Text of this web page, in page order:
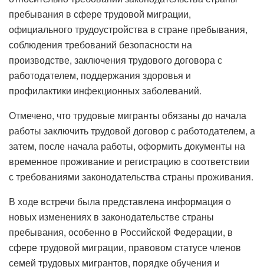
пребывания в сфере трудовой миграции,
официального трудоустройства в стране пребывания,
соблюдения требований безопасности на
производстве, заключения трудового договора с
работодателем, поддержания здоровья и
профилактики инфекционных заболеваний.
Отмечено, что трудовые мигранты обязаны до начала
работы заключить трудовой договор с работодателем, а
затем, после начала работы, оформить документы на
временное проживание и регистрацию в соответствии
с требованиями законодательства страны проживания.
В ходе встречи была представлена ​​информация о
новых изменениях в законодательстве страны
пребывания, особенно в Российской Федерации, в
сфере трудовой миграции, правовом статусе членов
семей трудовых мигрантов, порядке обучения и